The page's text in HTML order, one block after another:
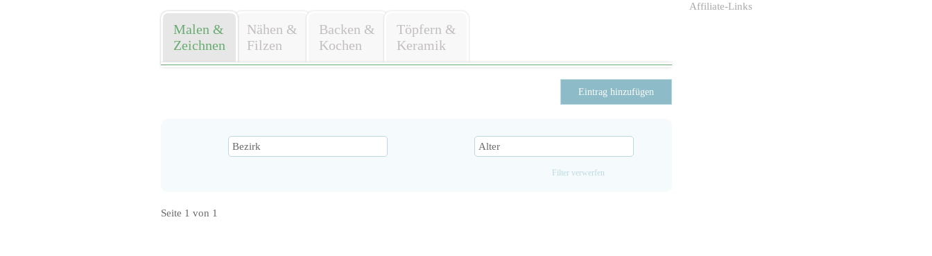
Malen &
Zeichnen
Nähen &
Filzen
Backen &
Kochen
Töpfern &
Keramik
Eintrag hinzufügen
Filter verwerfen
Seite 1 von 1
Affiliate-Links